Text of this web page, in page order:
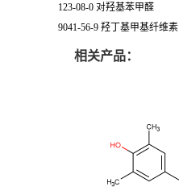
123-08-0 对羟基苯甲醛
9041-56-9 羟丁基甲基纤维素
相关产品：